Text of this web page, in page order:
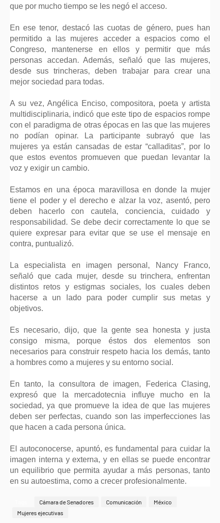
que por mucho tiempo se les negó el acceso.
En ese tenor, destacó las cuotas de género, pues han
permitido a las mujeres acceder a espacios como el
Congreso, mantenerse en ellos y permitir que más
personas accedan. Además, señaló que las mujeres,
desde sus trincheras, deben trabajar para crear una
mejor sociedad para todas.
A su vez, Angélica Enciso, compositora, poeta y artista
multidisciplinaria, indicó que este tipo de espacios rompe
con el paradigma de otras épocas en las que las mujeres
no podían opinar. La participante subrayó que las
mujeres ya están cansadas de estar “calladitas”, por lo
que estos eventos promueven que puedan levantar la
voz y exigir un cambio.
Estamos en una época maravillosa en donde la mujer
tiene el poder y el derecho e alzar la voz, asentó, pero
deben hacerlo con cautela, conciencia, cuidado y
responsabilidad. Se debe decir correctamente lo que se
quiere expresar para evitar que se use el mensaje en
contra, puntualizó.
La especialista en imagen personal, Nancy Franco,
señaló que cada mujer, desde su trinchera, enfrentan
distintos retos y estigmas sociales, los cuales deben
hacerse a un lado para poder cumplir sus metas y
objetivos.
Es necesario, dijo, que la gente sea honesta y justa
consigo misma, porque éstos dos elementos son
necesarios para construir respeto hacia los demás, tanto
a hombres como a mujeres y su entorno social.
En tanto, la consultora de imagen, Federica Clasing,
expresó que la mercadotecnia influye mucho en la
sociedad, ya que promueve la idea de que las mujeres
deben ser perfectas, cuando son las imperfecciones las
que hacen a cada persona única.
El autoconocerse, apuntó, es fundamental para cuidar la
imagen interna y externa, y en ellas se puede encontrar
un equilibrio que permita ayudar a más personas, tanto
en su autoestima, como a crecer profesionalmente.
Cámara de Senadores Comunicación
México
Mujeres ejecutivas